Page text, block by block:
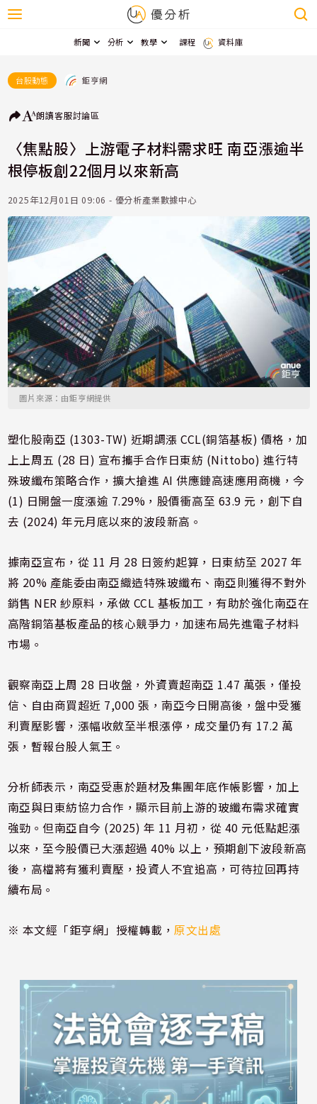
新聞 分析 教學 課程 資料庫
台股動態 鉅亨網
朗讀客服討論區
〈焦點股〉上游電子材料需求旺 南亞漲逾半
根停板創22個月以來新高
2025年12月01日 09:06 - 優分析產業數據中心
圖片來源：由鉅亨網提供
塑化股南亞 (1303-TW) 近期調漲 CCL(銅箔基板) 價格，加
上上周五 (28 日) 宣布攜手合作日東紡 (Nittobo) 進行特
殊玻纖布策略合作，擴大搶進 AI 供應鏈高速應用商機，今
(1) 日開盤一度漲逾 7.29%，股價衝高至 63.9 元，創下自
去 (2024) 年元月底以來的波段新高。
據南亞宣布，從 11 月 28 日簽約起算，日東紡至 2027 年
將 20% 產能委由南亞織造特殊玻纖布、南亞則獲得不對外
銷售 NER 紗原料，承做 CCL 基板加工，有助於強化南亞在
高階銅箔基板產品的核心競爭力，加速布局先進電子材料
市場。
觀察南亞上周 28 日收盤，外資賣超南亞 1.47 萬張，僅投
信、自由商買超近 7,000 張，南亞今日開高後，盤中受獲
利賣壓影響，漲幅收斂至半根漲停，成交量仍有 17.2 萬
張，暫報台股人氣王。
分析師表示，南亞受惠於題材及集團年底作帳影響，加上
南亞與日東紡協力合作，顯示目前上游的玻纖布需求確實
強勁。但南亞自今 (2025) 年 11 月初，從 40 元低點起漲
以來，至今股價已大漲超過 40% 以上，預期創下波段新高
後，高檔將有獲利賣壓，投資人不宜追高，可待拉回再持
續布局。
※ 本文經「鉅亨網」授權轉載，原文出處